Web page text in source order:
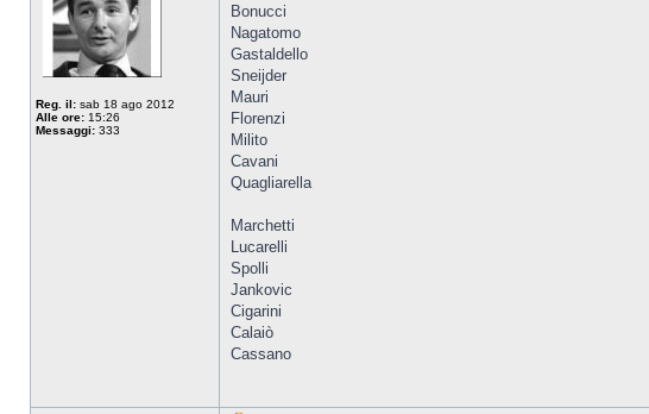
Reg. il: sab 18 ago 2012
Alle ore: 15:26
Messaggi: 333
Bonucci
Nagatomo
Gastaldello
Sneijder
Mauri
Florenzi
Milito
Cavani
Quagliarella
Marchetti
Lucarelli
Spolli
Jankovic
Cigarini
Calaiò
Cassano